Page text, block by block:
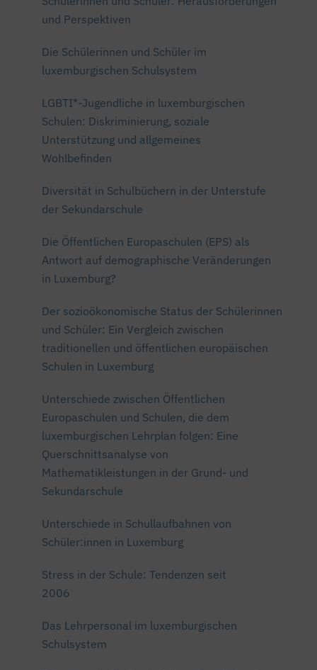
und Perspektiven
Die Schülerinnen und Schüler im
luxemburgischen Schulsystem
LGBTI*-Jugendliche in luxemburgischen
Schulen: Diskriminierung, soziale
Unterstützung und allgemeines
Wohlbefinden
Diversität in Schulbüchern in der Unterstufe
der Sekundarschule
Die Öffentlichen Europaschulen (EPS) als
Antwort auf demographische Veränderungen
in Luxemburg?
Der sozioökonomische Status der Schülerinnen
und Schüler: Ein Vergleich zwischen
traditionellen und öffentlichen europäischen
Schulen in Luxemburg
Unterschiede zwischen Öffentlichen
Europaschulen und Schulen, die dem
luxemburgischen Lehrplan folgen: Eine
Querschnittsanalyse von
Mathematikleistungen in der Grund- und
Sekundarschule
Unterschiede in Schullaufbahnen von
Schüler:innen in Luxemburg
Stress in der Schule: Tendenzen seit
2006
Das Lehrpersonal im luxemburgischen
Schulsystem